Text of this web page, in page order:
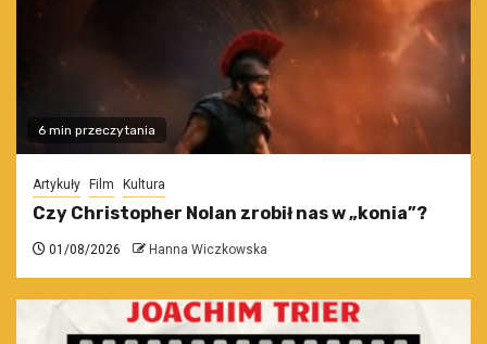
6 min przeczytania
Artykuły Film Kultura
Czy Christopher Nolan zrobił nas w „konia”?
01/08/2026 Hanna Wiczkowska